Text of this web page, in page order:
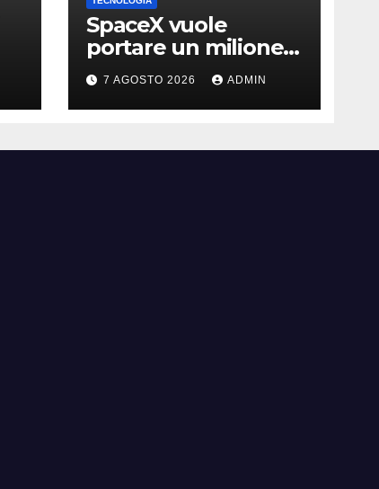
SpaceX vuole
portare un milione
di data center nello
spazio: Nvidia sarà il
cervello
7 AGOSTO 2026 ADMIN